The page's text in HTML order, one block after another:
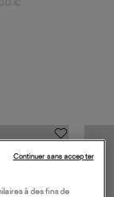
à des fins de
Continuer sans accepter